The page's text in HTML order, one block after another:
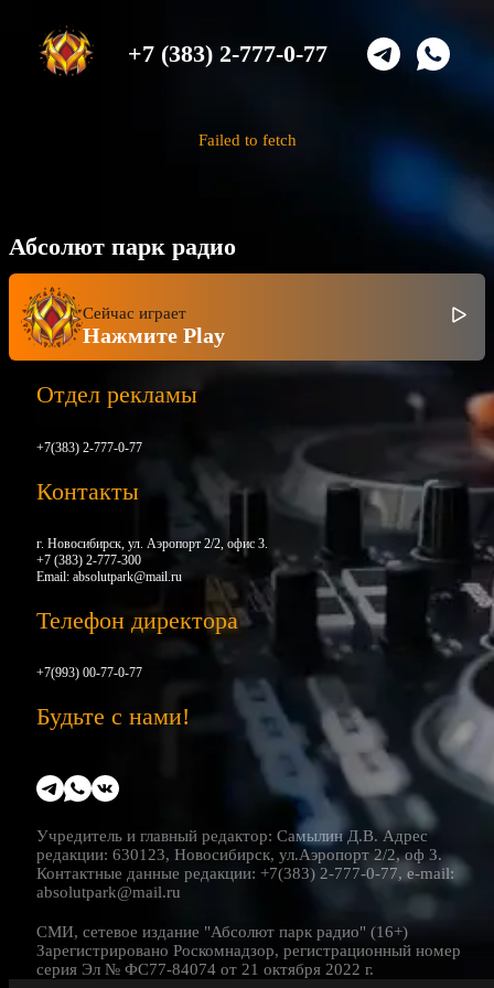
+7 (383) 2-777-0-77
Failed to fetch
Абсолют парк радио
Сейчас играет
Нажмите Play
Отдел рекламы
+7(383) 2-777-0-77
Контакты
г. Новосибирск, ул. Аэропорт 2/2, офис 3.
+7 (383) 2-777-300
Email: absolutpark@mail.ru
Телефон директора
+7(993) 00-77-0-77
Будьте с нами!
Учредитель и главный редактор: Самылин Д.В. Адрес
редакции: 630123, Новосибирск, ул.Аэропорт 2/2, оф 3.
Контактные данные редакции: +7(383) 2-777-0-77, e-mail:
absolutpark@mail.ru
СМИ, сетевое издание "Абсолют парк радио" (16+)
Зарегистрировано Роскомнадзор, регистрационный номер
серия Эл № ФС77-84074 от 21 октября 2022 г.